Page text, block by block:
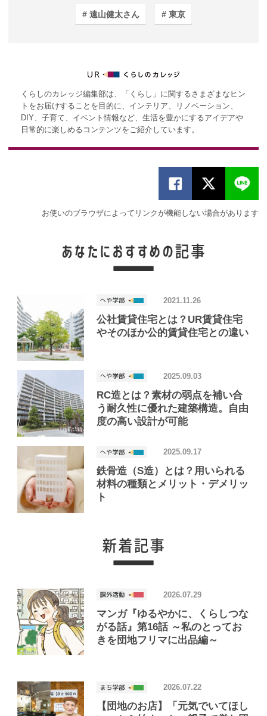
遠山健太さん 東京
くらしのカレッジ編集部は、「くらし」に関するさまざまなヒン
トをお届けすることを目的に、インテリア、リノベーション、
DIY、子育て、イベント情報など、生活を豊かにするアイデアや
日常的に楽しめるコンテンツをご紹介しています。
お使いのブラウザによってリンクが機能しない場合があります
公社賃貸住宅とは？UR賃貸住宅
やそのほか公的賃貸住宅との違い
2021.11.26
RC造とは？素材の弱点を補い合
う耐久性に優れた建築構造。自由
度の高い設計が可能
2025.09.03
鉄骨造（S造）とは？用いられる
材料の種類とメリット・デメリッ
ト
2025.09.17
マンガ『ゆるやかに、くらしつな
がる話』第16話 ～私のとってお
きを団地フリマに出品編～
2026.07.29
【団地のお店】「元気でいてほし
2026.07.22